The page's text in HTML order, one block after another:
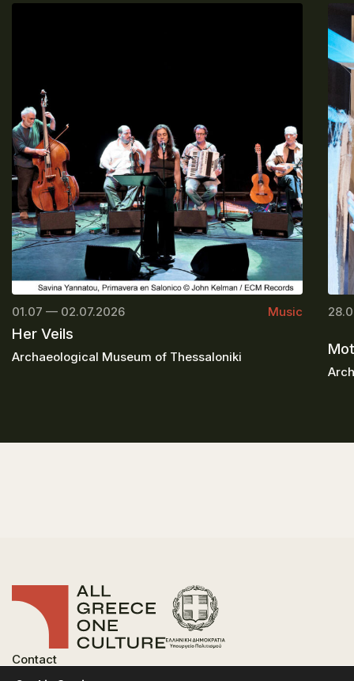
01.07 — 02.07.2026 Music
Her Veils
Archaeological Museum of Thessaloniki
Contact